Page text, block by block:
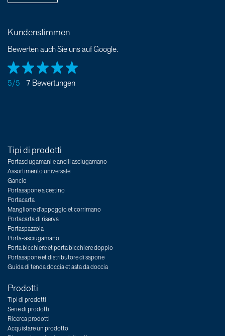
Kundenstimmen
Bewerten auch Sie uns auf Google.
5/5 7 Bewertungen
Tipi di prodotti
Portasciugamani e anelli asciugamano
Assortimento universale
Gancio
Portasapone a cestino
Portacarta
Manglione d'appoggio et corrimano
Portacarta di riserva
Portaspazzola
Porta-asciugamano
Porta bicchiere et porta bicchiere doppio
Portasapone et distributore di sapone
Guida di tenda doccia et asta da doccia
Prodotti
Tipi di prodotti
Serie di prodotti
Ricerca prodotti
Acquistare un prodotto